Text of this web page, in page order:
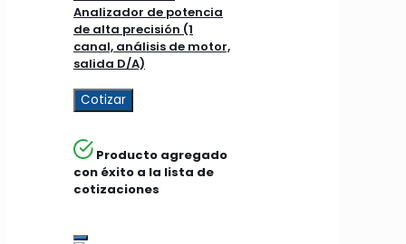
Analizador de potencia
de alta precisión (1
canal, análisis de motor,
salida D/A)
Cotizar
Producto agregado
con éxito a la lista de
cotizaciones